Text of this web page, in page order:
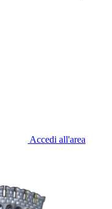
Accedi all'area